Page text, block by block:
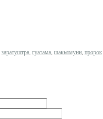
заратуштра, гуатама, шакьямуни, пророк